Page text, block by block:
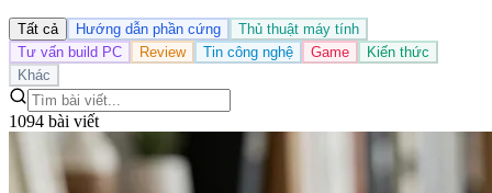
Tất cả Hướng dẫn phần cứng
Thủ thuật máy tính
Tư vấn build PC
Review Tin công nghệ Game
Kiến thức
Khác
1094 bài viết